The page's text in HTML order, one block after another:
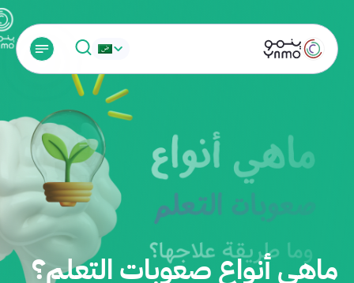
ماهي أنواع صعوبات التعلم؟